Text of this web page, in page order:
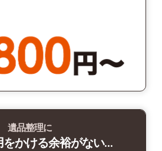
遺品整理に
をかける余裕がない…